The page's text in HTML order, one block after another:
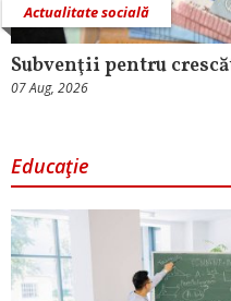
Actualitate socială
Subvenţii pentru
07 Aug, 2026
Educaţie